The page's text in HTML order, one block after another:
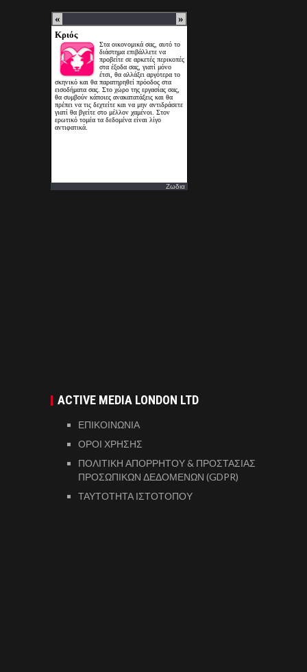
Ζωδια
ACTIVE MEDIA LONDON LTD
ΕΠΙΚΟΙΝΩΝΙΑ
ΟΡΟΙ ΧΡΗΣΗΣ
ΠΟΛΙΤΙΚΗ ΑΠΟΡΡΗΤΟΥ & ΠΡΟΣΤΑΣΙΑΣ
ΠΡΟΣΩΠΙΚΩΝ ΔΕΔΟΜΕΝΩΝ (GDPR)
ΤΑΥΤΟΤΗΤΑ ΙΣΤΟΤΟΠΟΥ